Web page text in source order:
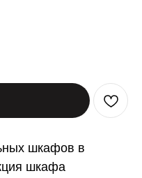
шкафов в
шкафа